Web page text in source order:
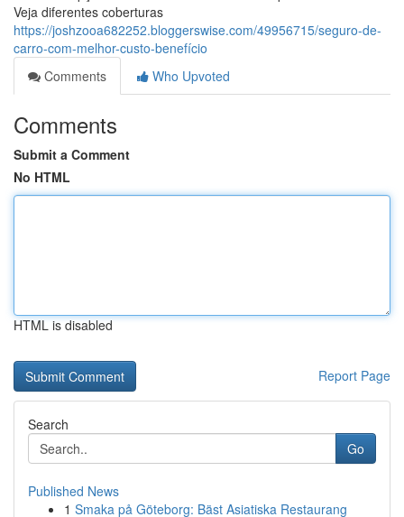
Veja diferentes coberturas
https://joshzooa682252.bloggerswise.com/49956715/seguro-de-
carro-com-melhor-custo-benefício
Comments
Who Upvoted
Comments
Submit a Comment
No HTML
HTML is disabled
Report Page
Search
Go
Published News
1 Smaka på Göteborg: Bäst Asiatiska Restaurang